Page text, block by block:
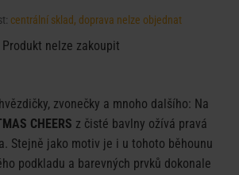
centrální sklad, doprava nelze objednat
Produkt nelze zakoupit
zvonečky a mnoho dalšího: Na
CHEERS z čisté bavlny ožívá pravá
Stejně jako motiv je i u tohoto běhounu
podkladu a barevných prvků dokonale